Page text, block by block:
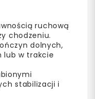
ruchową
chodzeniu.
dolnych,
lub w trakcie
stabilizacji i